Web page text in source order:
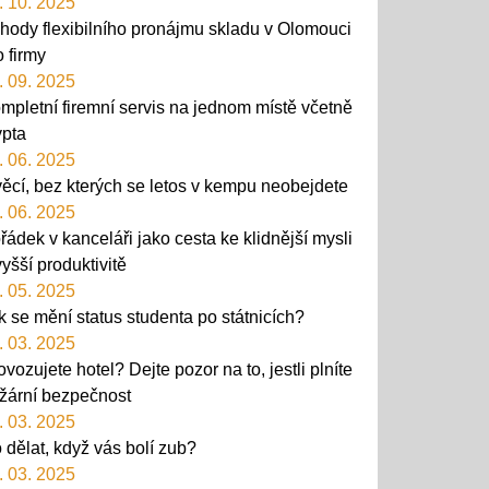
flexibilního pronájmu skladu v Olomouci
firmy
09. 2025
firemní servis na jednom místě včetně
06. 2025
bez kterých se letos v kempu neobejdete
06. 2025
v kanceláři jako cesta ke klidnější mysli
produktivitě
05. 2025
se mění status studenta po státnicích?
03. 2025
hotel? Dejte pozor na to, jestli plníte
bezpečnost
03. 2025
dělat, když vás bolí zub?
03. 2025